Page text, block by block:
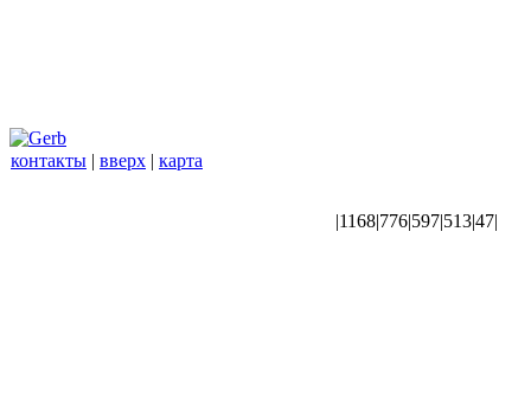
контакты | вверх | карта
|1168|776|597|513|47|